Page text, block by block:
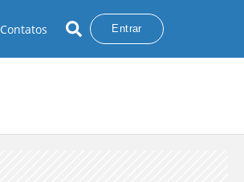
Contatos Entrar